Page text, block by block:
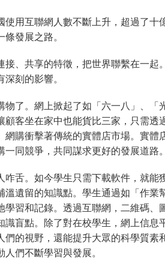
使用互聯網人數不斷上升，超過了
發展之路。
、共享的特徵，把世界聯繫在一起
刻的影響。
物了。網上掀起了如「六一八」、
顧客坐在家中也能貨比三家，只需透
網購衝擊著傳統的實體店市場。實
同競爭，共同謀求更好的發展道路。
咋舌。如今學生只需下載軟件，就
溫遺留的知識點。學生通過如「作
學習和記錄。透過互聯網，二維碼
識盲點。除了對在校學生，網上信
們的視野，還能提升大眾的科學質
們不斷學習與發展。